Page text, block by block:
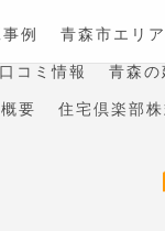
例 青森市エリア
コミ情報
青森
要 住宅倶楽部